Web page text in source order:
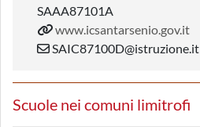
SAAA87101A
www.icsantarsenio.gov.it
SAIC87100D@istruzione.it
Scuole nei comuni limitrofi